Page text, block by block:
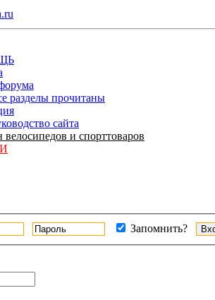
разделы прочитаны
сайта
велосипедов и спорттоваров
Запомнить?